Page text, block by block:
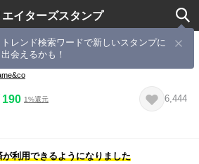
エイターズスタンプ
トレンド検索ワードで新しいスタンプに
出会えるかも！
るせぇトリ★海川の生き物着ぐるみ
190 1%還元 6,444
利用できるようになりました